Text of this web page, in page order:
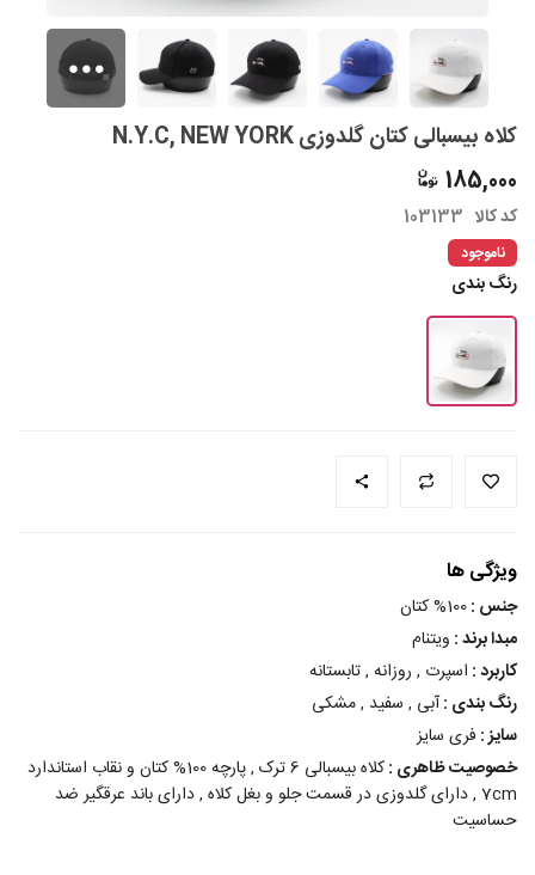
کلاه بیسبالی کتان گلدوزی N.Y.C, NEW YORK
185,000
کد کالا 103133
ناموجود
رنگ بندی
ویژگی ها
جنس :100% کتان
مبدا برند : ویتنام
کاربرد : اسپرت , روزانه , تابستانه
رنگ بندی :آبی , سفید , مشکی
سایز : فری سایز
خصوصیت ظاهری :
کلاه بیسبالی 6 ترک , پارچه 100% کتان و نقاب استاندارد
7cm , دارای گلدوزی در قسمت جلو و بغل کلاه , دارای باند عرقگیر ضد
حساسیت